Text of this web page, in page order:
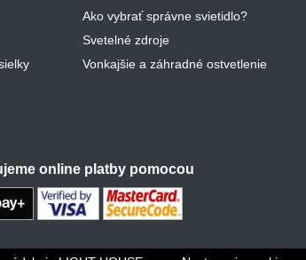
Ako vybrať správne svietidlo?
Svetelné zdroje
Vonkajšie a záhradné ostvetlenie
online platby pomocou